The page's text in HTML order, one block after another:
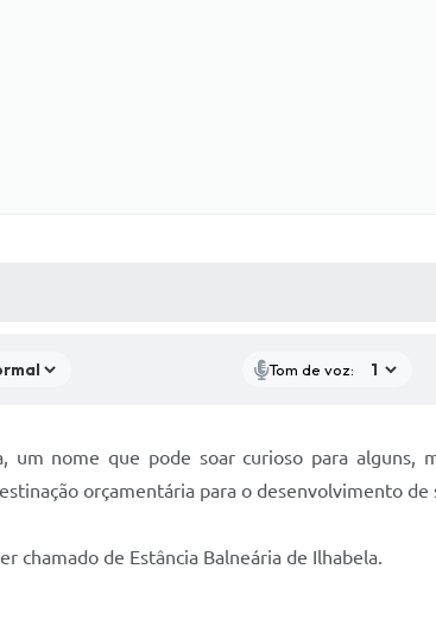
Tom de voz:
nome que pode soar curioso para alguns,
orçamentária para o desenvolvimento de
chamado de Estância Balneária de Ilhabela.